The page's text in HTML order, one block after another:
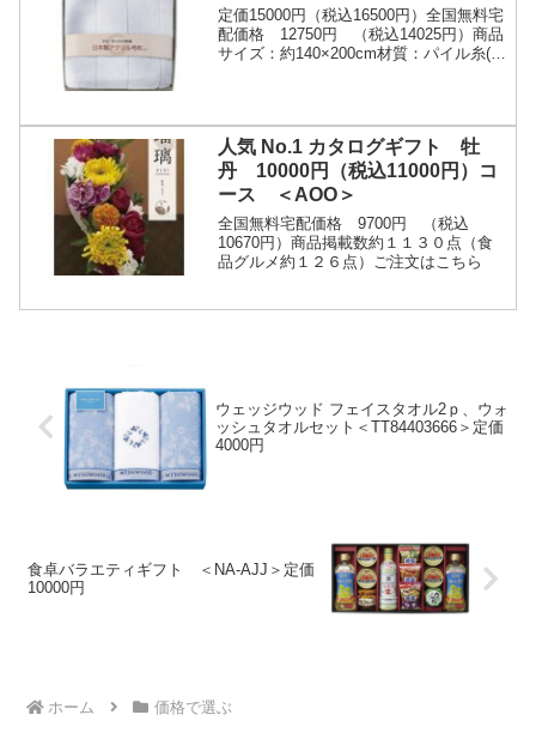
定価15000円（税込16500円）全国無料宅
配価格 12750円 （税込14025円）商品
サイズ：約140×200cm材質：パイル糸(毛
人気 No.1 カタログギフト 牡
丹 10000円（税込11000円）コ
ース ＜AOO＞
全国無料宅配価格 9700円 （税込
10670円）商品掲載数約１１３０点（食
品グルメ約１２６点）ご注文はこちら
ウェッジウッド フェイスタオル2ｐ、ウォ
ッシュタオルセット＜TT84403666＞定価
4000円
食卓バラエティギフト ＜NA-AJJ＞定価
10000円
ホーム 価格で選ぶ